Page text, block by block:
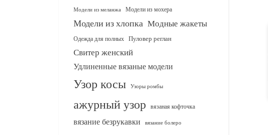
Модели из меланжа Модели из мохера
Модели из хлопка Модные жакеты
Одежда для полных Пуловер реглан
Свитер женский
Удлиненные вязаные модели
Узор косы Узоры ромбы
ажурный узор вязаная кофточка
вязание безрукавки вязание болеро